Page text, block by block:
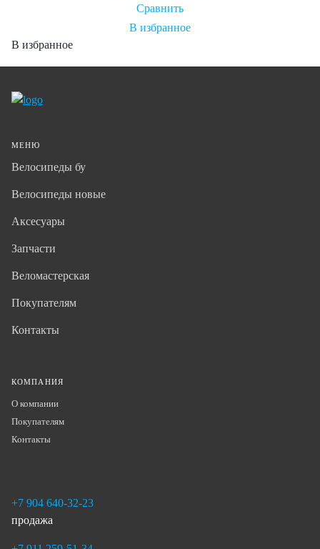
Сравнить
В избранное
В избранное
МЕНЮ
Велосипеды бу
Велосипеды новые
Аксесуары
Запчасти
Веломастерская
Покупателям
Контакты
КОМПАНИЯ
О компании
Покупателям
Контакты
+7 904 640-32-23
продажа